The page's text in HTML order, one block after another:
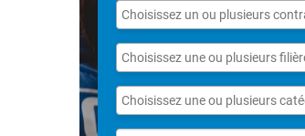
Liste
des
contrats
Liste
des
filières
Liste
des
catégories